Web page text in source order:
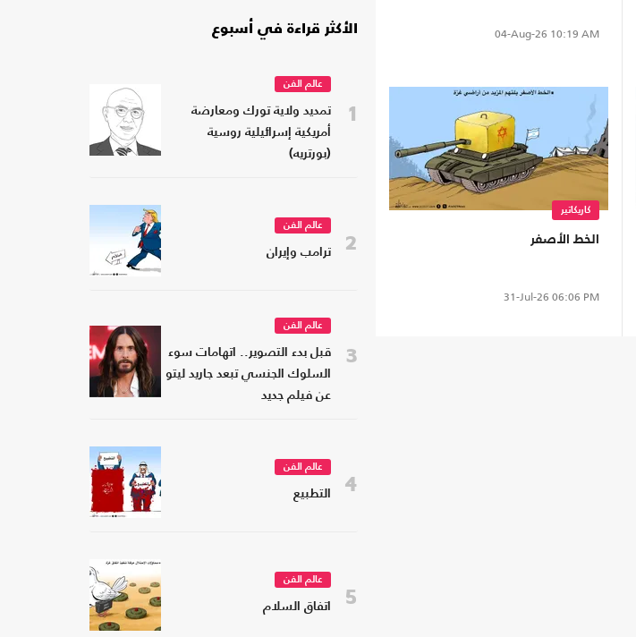
04-Aug-26 10:19 AM
كاريكاتير
الخط الأصفر
31-Jul-26 06:06 PM
الأكثر قراءة في أسبوع
1
عالم الفن
تمديد ولاية تورك ومعارضة
أمريكية إسرائيلية روسية
(بورتريه)
2
عالم الفن
ترامب وإيران
3
عالم الفن
قبل بدء التصوير.. اتهامات سوء
السلوك الجنسي تبعد جاريد ليتو
عن فيلم جديد
4
عالم الفن
التطبيع
5
عالم الفن
اتفاق السلام